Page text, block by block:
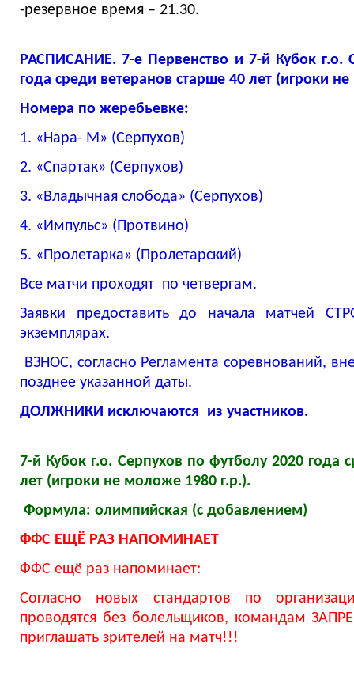
-резервное время – 21.30.
РАСПИСАНИЕ. 7-е Первенство и 7-й Кубок г.о.
года среди ветеранов старше 40 лет (игроки
Номера по жеребьевке:
1. «Нара- М» (Серпухов)
2. «Спартак» (Серпухов)
3. «Владычная слобода» (Серпухов)
4. «Импульс» (Протвино)
5. «Пролетарка» (Пролетарский)
Все матчи проходят по четвергам.
Заявки предоставить до начала матчей
экземплярах.
ВЗНОС, согласно Регламента соревнований,
позднее указанной даты.
ДОЛЖНИКИ исключаются из участников.
7-й Кубок г.о. Серпухов по футболу 2020 года
лет (игроки не моложе 1980 г.р.).
Формула: олимпийская (с добавлением)
ФФС ЕЩЁ РАЗ НАПОМИНАЕТ
ФФС ещё раз напоминает:
Согласно новых стандартов по
проводятся без болельщиков, командам
приглашать зрителей на матч!!!